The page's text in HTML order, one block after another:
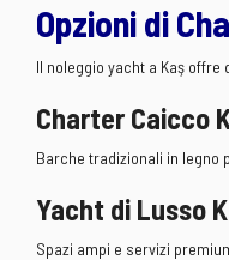
Opzioni di
Il noleggio yacht a Kaş offre
Charter Caicco
Barche tradizionali in legno
Yacht di Lusso
Spazi ampi e servizi